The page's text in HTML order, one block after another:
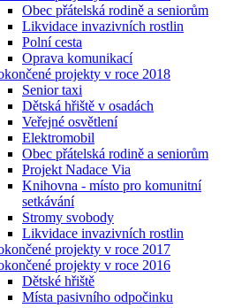
Obec přátelská rodině a seniorům
Likvidace invazivních rostlin
Polní cesta
Oprava komunikací
projekty v roce 2018
Senior taxi
Dětská hřiště v osadách
Veřejné osvětlení
Elektromobil
Obec přátelská rodině a seniorům
Projekt Nadace Via
Knihovna - místo pro komunitní
setkávání
Stromy svobody
Likvidace invazivních rostlin
projekty v roce 2017
projekty v roce 2016
Dětské hřiště
Místa pasivního odpočinku